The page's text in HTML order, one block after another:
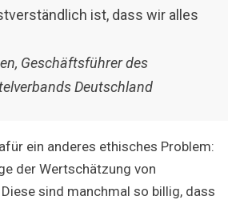
ist, dass wir alles
Geschäftsführer des
Deutschland
ein anderes ethisches Problem:
der Wertschätzung von
sind manchmal so billig, dass